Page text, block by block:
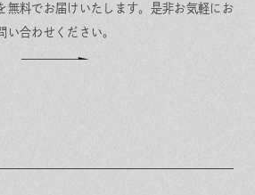
無料でお届けいたします。 是非お気軽にお
い合わせください。